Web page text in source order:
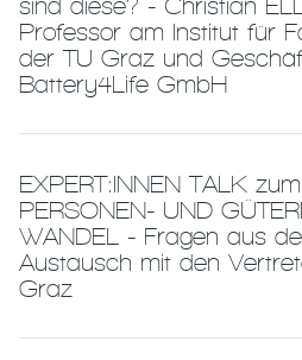
sind diese? - Christian
Professor am Institut für
der TU Graz und
Battery4Life GmbH
EXPERT:INNEN TALK
PERSONEN- UND
WANDEL - Fragen aus
Austausch mit den
Graz